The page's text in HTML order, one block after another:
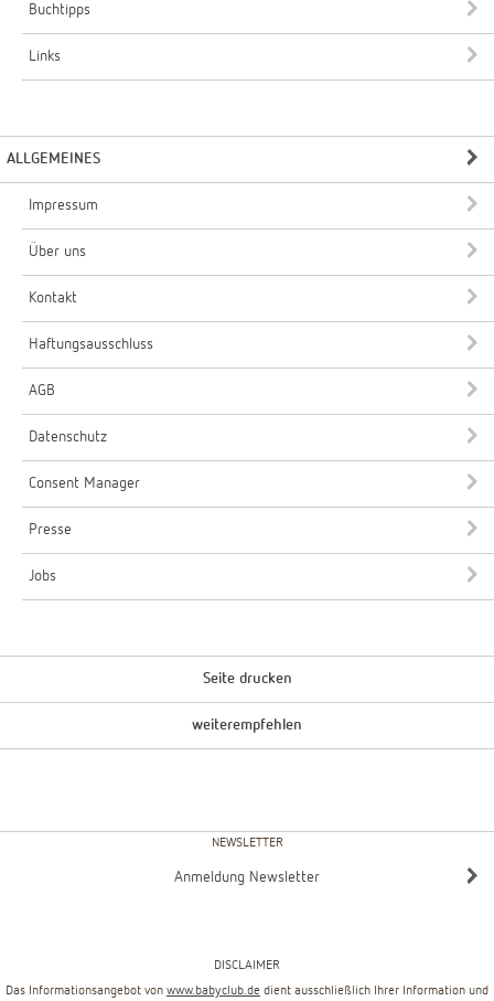
Buchtipps
Links
ALLGEMEINES
Impressum
Über uns
Kontakt
Haftungsausschluss
AGB
Datenschutz
Consent Manager
Presse
Jobs
Seite drucken
weiterempfehlen
NEWSLETTER
Anmeldung Newsletter
DISCLAIMER
Das Informationsangebot von www.babyclub.de dient ausschließlich Ihrer Information und